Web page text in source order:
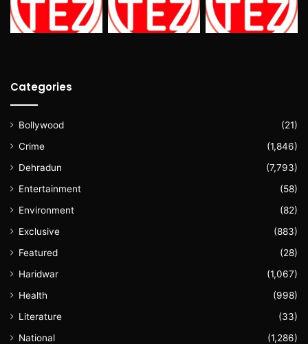
Categories
Bollywood
(21)
Crime
(1,846)
Dehradun
(7,793)
Entertainment
(58)
Environment
(82)
Exclusive
(883)
Featured
(28)
Haridwar
(1,067)
Health
(998)
Literature
(33)
National
(1,286)